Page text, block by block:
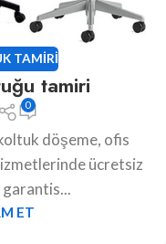
TAMIRI
tamiri
0
döşeme, ofis
ücretsiz
ET